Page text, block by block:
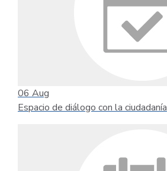
06 Aug
Espacio de diálogo con la ciudadanía